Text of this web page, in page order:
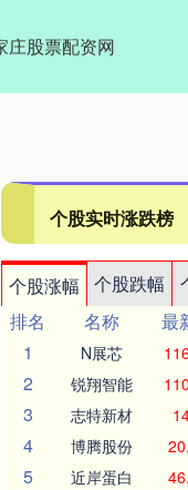
庄股票配资网
个股实时涨跌榜
个股涨幅 个股跌幅
排名
名称 最
1
N展芯
2 锐翔智能
3 志特新材
4 博腾股份
5 近岸蛋白